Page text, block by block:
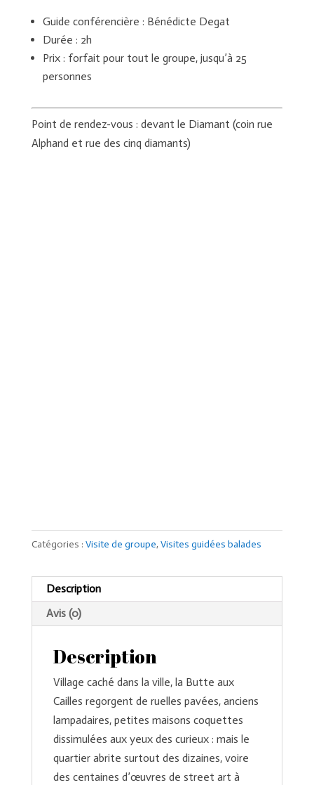
Guide conférencière : Bénédicte Degat
Durée : 2h
Prix : forfait pour tout le groupe, jusqu’à 25
personnes
Point de rendez-vous : devant le Diamant (coin rue
Alphand et rue des cinq diamants)
Catégories : Visite de groupe, Visites guidées balades
Description
Avis (0)
Description
Village caché dans la ville, la Butte aux
Cailles regorgent de ruelles pavées, anciens
lampadaires, petites maisons coquettes
dissimulées aux yeux des curieux : mais le
quartier abrite surtout des dizaines, voire
des centaines d’œuvres de street art à